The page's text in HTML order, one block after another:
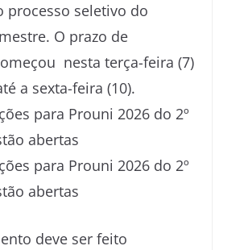
processo seletivo do
O prazo de
nesta terça-feira (7)
a sexta-feira (10).
deve ser feito